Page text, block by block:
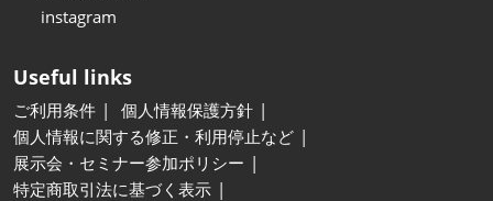
instagram
Useful links
ご利用条件
個人情報保護方針
個人情報に関する修正・利用停止など
展示会・セミナー参加ポリシー
特定商取引法に基づく表示